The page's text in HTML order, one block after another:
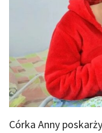
Córka Anny